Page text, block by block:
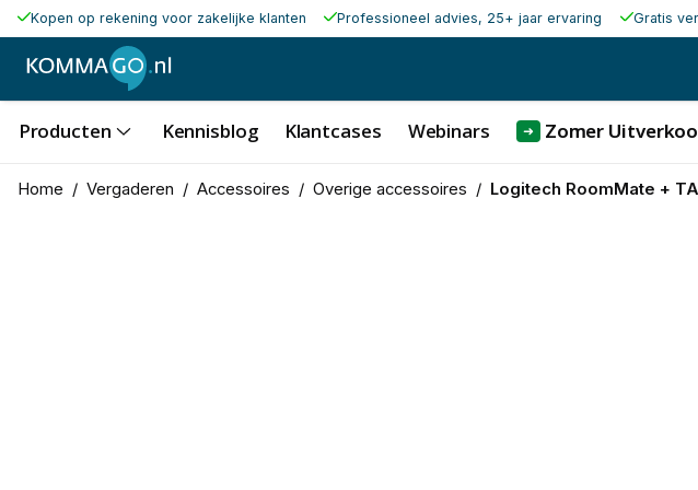
Kopen op rekening voor zakelijke klanten Professioneel advies, 25+ jaar ervaring Gratis
Producten Kennisblog Klantcases Webinars ➜ Zomer
Home / Vergaderen / Accessoires / Overige accessoires / Logitech RoomMate +